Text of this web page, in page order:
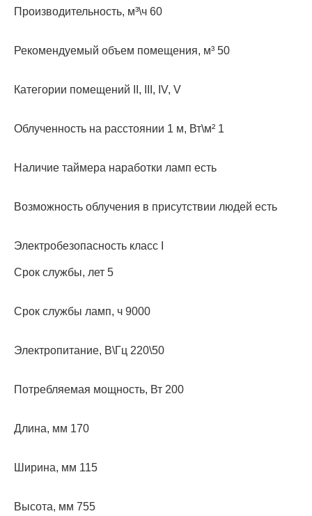
Производительность, м³\ч 60
Рекомендуемый объем помещения, м³ 50
Категории помещений II, III, IV, V
Облученность на расстоянии 1 м, Вт\м² 1
Наличие таймера наработки ламп есть
Возможность облучения в присутствии людей есть
Электробезопасность класс I
Срок службы, лет 5
Срок службы ламп, ч 9000
Электропитание, В\Гц 220\50
Потребляемая мощность, Вт 200
Длина, мм 170
Ширина, мм 115
Высота, мм 755